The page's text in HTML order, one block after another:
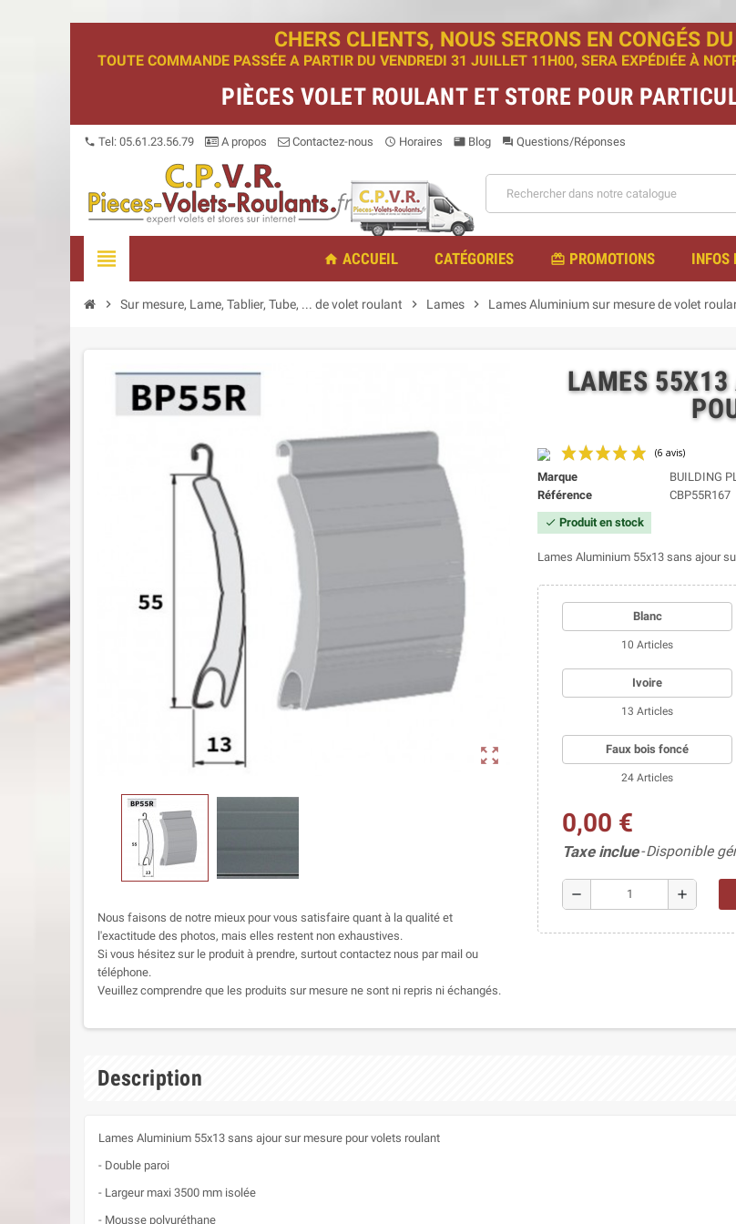
CHERS CLIENTS, NOUS SERONS EN CONGÉS
TOUTE COMMANDE PASSÉE A PARTIR DU VENDREDI 31 JUILLET 11H00, SERA EXPÉDIÉE À
PIÈCES VOLET ROULANT ET STORE POUR
phone Tel: 05.61.23.56.79 A propos Contactez-nous access_time Horaires featured_play_list Blog question_answer Questions/Réponses
view_headline home ACCUEIL CATÉGORIES redeem PROMOTIONS INFOS
chevron_right Sur mesure, Lame, Tablier, Tube, ... de volet roulant chevron_right Lames chevron_right Lames Aluminium sur mesure de volet
zoom_out_map
Nous faisons de notre mieux pour vous satisfaire quant à la qualité et
l'exactitude des photos, mais elles restent non exhaustives.
Si vous hésitez sur le produit à prendre, surtout contactez nous par mail ou
téléphone.
Veuillez comprendre que les produits sur mesure ne sont ni repris ni échangés.
LAMES 55X13
Marque
BUILDING
Référence
CBP55R167
check Produit en stock
Lames Aluminium 55x13 sans ajour
Blanc
10 Articles
Ivoire
13 Articles
Faux bois foncé
24 Articles
0,00 €
Taxe inclue Disponible
remove add
Description
Lames Aluminium 55x13 sans ajour sur mesure pour volets roulant
- Double paroi
- Largeur maxi 3500 mm isolée
- Mousse polyuréthane